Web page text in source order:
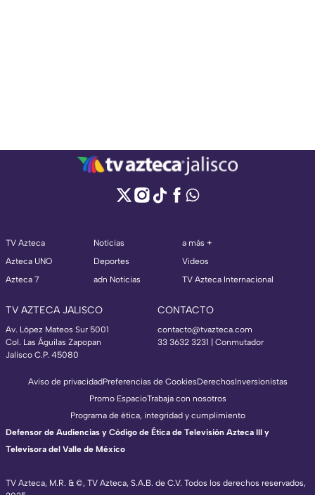
TV Azteca
Azteca UNO
Azteca 7
Noticias
Deportes
adn Noticias
a más +
Videos
TV Azteca Internacional
TV AZTECA JALISCO
Av. López Mateos Sur 5001
Col. Las Águilas Zapopan
Jalisco C.P. 45080
CONTACTO
contacto@tvazteca.com
33 3632 3231 | Conmutador
TV Azteca, M.R. & ©, TV Azteca, S.A.B. de C.V. Todos los derechos reservados,
Aviso de privacidadPreferencias de CookiesDerechosInversionistas
Promo EspacioTrabaja con nosotros
Programa de ética, integridad y cumplimiento
Defensor de Audiencias y Código de Ética de Televisión Azteca III y
Televisora del Valle de México